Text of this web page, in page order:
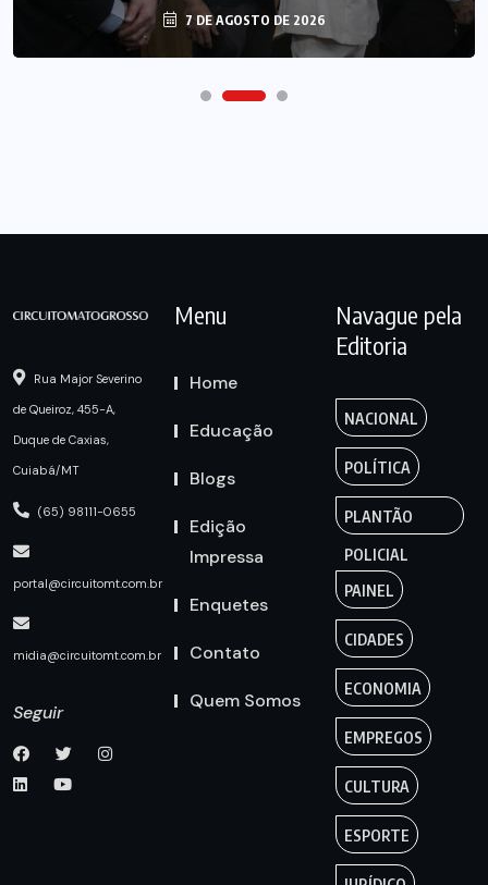
7 DE AGOSTO DE 2026
Rua Major Severino
de Queiroz, 455-A,
Duque de Caxias,
Cuiabá/MT
(65) 98111-0655
portal@circuitomt.com.br
midia@circuitomt.com.br
Seguir
Menu
Home
Educação
Blogs
Edição
Impressa
Enquetes
Contato
Quem Somos
Navague pela
Editoria
NACIONAL
POLÍTICA
PLANTÃO
POLICIAL
PAINEL
CIDADES
ECONOMIA
EMPREGOS
CULTURA
ESPORTE